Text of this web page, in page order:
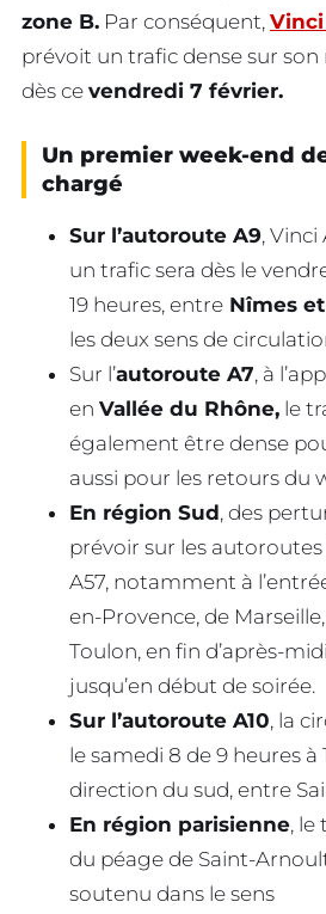
zone B. Par conséquent,
prévoit un trafic dense sur
dès ce vendredi 7 février.
Un premier week-end
chargé
Sur l’autoroute A9,
un trafic sera dès le
19 heures, entre Nîmes
les deux sens de
Sur l’autoroute A7, à
en Vallée du Rhône, le
également être dense
aussi pour les retours du
En région Sud, des
prévoir sur les autoroutes
A57, notamment à
en-Provence, de
Toulon, en fin d’après-
jusqu’en début de soirée.
Sur l’autoroute A10, la
le samedi 8 de 9 heures à
direction du sud, entre
En région parisienne, le
du péage de Saint-Arnoult
soutenu dans le sens